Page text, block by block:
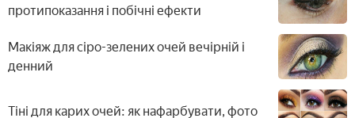
протипоказання і побічні ефекти
Макіяж для сіро-зелених очей вечірній і
денний
Тіні для карих очей: як нафарбувати, фото